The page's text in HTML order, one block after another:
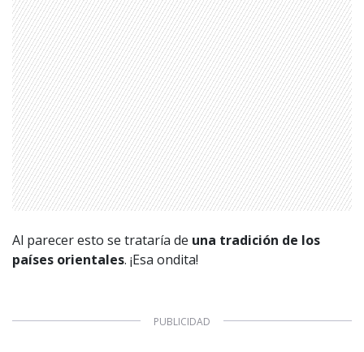
Al parecer esto se trataría de una tradición de los
países orientales. ¡Esa ondita!
1997 — 2026
© PRISA MEDIA CORP SPA.
Producción musical Cadena Ser, España 2026.
CONTACTO COMERCIAL
Aviso legal
Política de privacidad|Política de Cookies
Configuración de Cookies
Valores Pautas publicitarias Presidenciales 2025